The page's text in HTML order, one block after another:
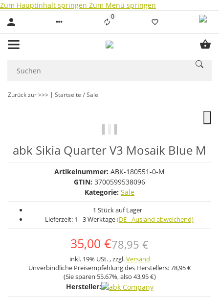
Zum Hauptinhalt springen Zum Menü springen
0Liste ist leer
Zurück zur >>> Startseite Sale
abk Sikia Quarter V3 Mosaik Blue M
Artikelnummer: ABK-180551-0-M
GTIN: 3700599538096
Kategorie: Sale
1 Stück auf Lager
Lieferzeit: 1 - 3 Werktage(DE - Ausland abweichend)
35,00 €78,95 €
inkl. 19% USt. , zzgl.Versand
Unverbindliche Preisempfehlung des Herstellers:78,95 €
(Sie sparen 55.67%, also 43,95 €)
Hersteller: